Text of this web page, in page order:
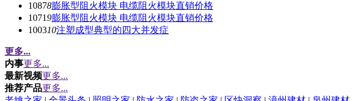
10878膨胀型阻火模块 电缆阻火模块直销价格
10719膨胀型阻火模块 电缆阻火模块直销价格
100310注塑成型典型的四大并发症
更多...
内事更多...
最新视频更多...
推荐产品更多...